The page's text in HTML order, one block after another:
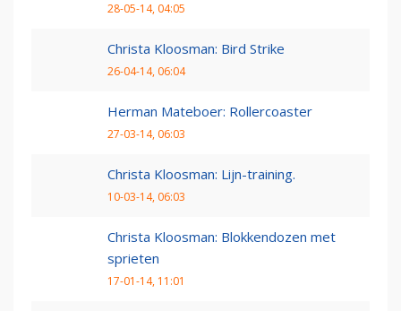
28-05-14, 04:05
Christa Kloosman: Bird Strike
26-04-14, 06:04
Herman Mateboer: Rollercoaster
27-03-14, 06:03
Christa Kloosman: Lijn-training.
10-03-14, 06:03
Christa Kloosman: Blokkendozen met
sprieten
17-01-14, 11:01